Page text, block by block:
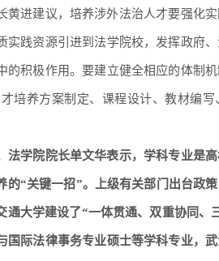
黄进建议，培养涉外法治人才要强化
践资源引进到法学院校，发挥政府
积极作用。要建立健全相应的体制
培养方案制定、课程设计、教材编
学院院长单文华表示，学科专业是
“关键一招”。上级有关部门出台政
通大学建设了“一体贯通、双重协同、
际法律事务专业硕士等学科专业，